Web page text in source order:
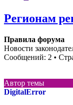
Регионам
Правила форума
Новости
Сообщений: 2 •
Автор темы
DigitalError